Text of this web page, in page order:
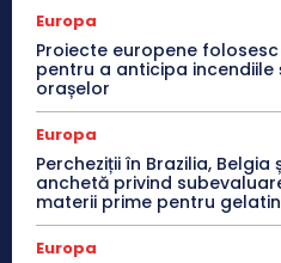
Europa
Proiecte europene
pentru a anticipa incendiile
orașelor
Europa
Percheziții în Brazilia,
anchetă privind
materii prime pentru
Europa